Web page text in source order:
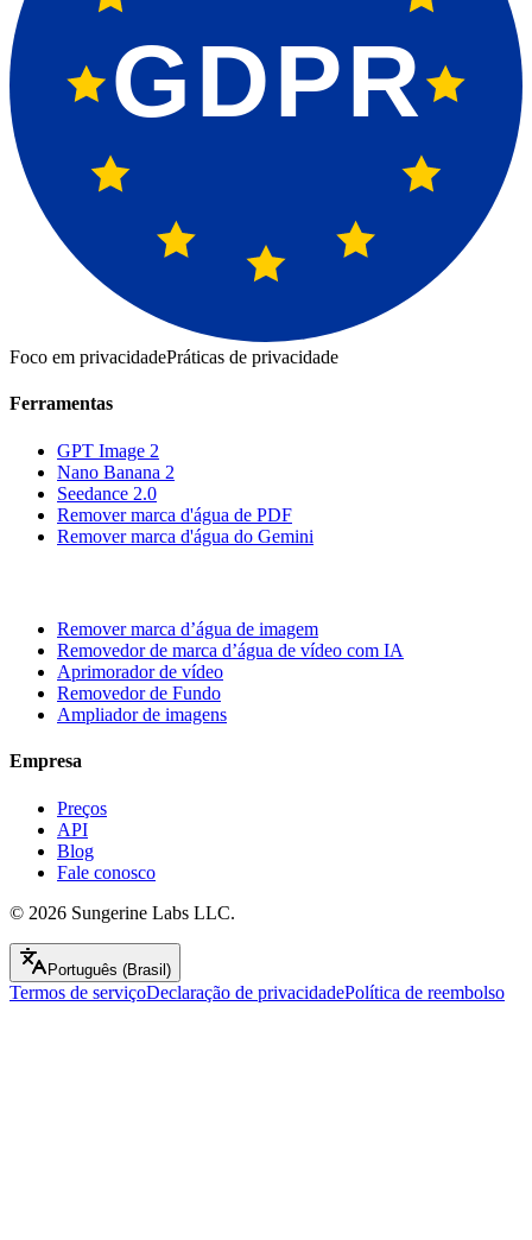
GDPR
Foco em privacidadePráticas de privacidade
Ferramentas
GPT Image 2
Nano Banana 2
Seedance 2.0
Remover marca d'água de PDF
Remover marca d'água do Gemini
Remover marca d’água de imagem
Removedor de marca d’água de vídeo com IA
Aprimorador de vídeo
Removedor de Fundo
Ampliador de imagens
Empresa
Preços
API
Blog
Fale conosco
© 2026 Sungerine Labs LLC.
Português (Brasil)
Termos de serviçoDeclaração de privacidadePolítica de reembolso